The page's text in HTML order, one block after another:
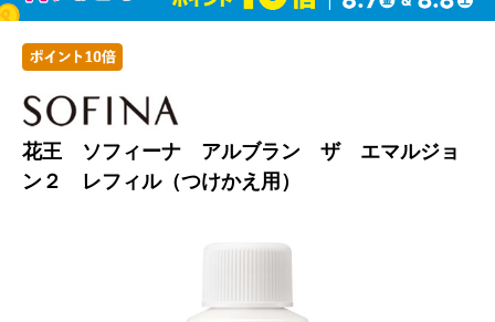
花王 ソフィーナ アルブラン ザ エマルジョ
ン２ レフィル（つけかえ用）